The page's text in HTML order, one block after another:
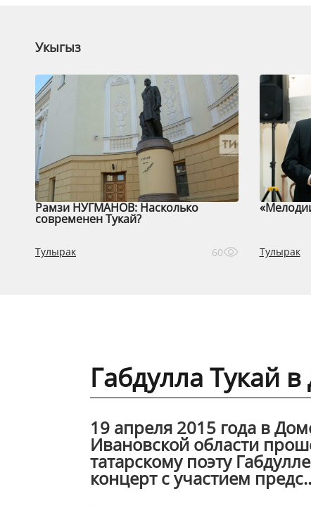
Укыгыз
Рамзи НУГМАНОВ: Насколько
современен Тукай?
Тулырак 60 Тулырак
Габдулла Тукай
19 апреля 2015 года в
Ивановской области
татарскому поэту
концерт с участием